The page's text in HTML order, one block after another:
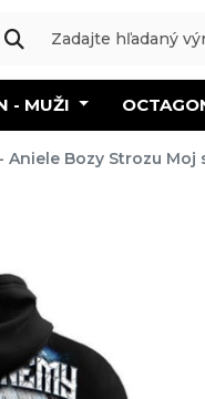
- MUŽI
Aniele Bozy Strozu Moj